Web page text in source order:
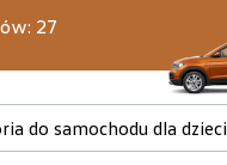
27
do samochodu dla dzieci